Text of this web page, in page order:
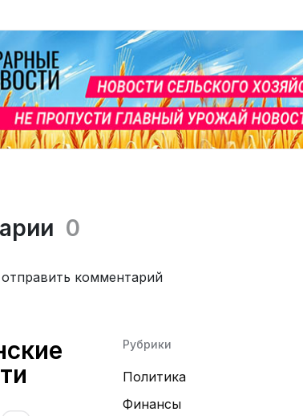
0
комментарий
Рубрики
Политика
Финансы